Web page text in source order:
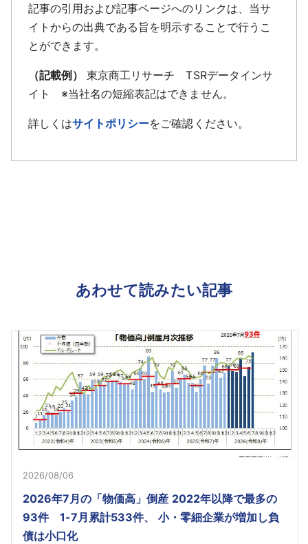
記事の引用および記事ページへのリンクは、当サ
イトからの出典である旨を明示することで行うこ
とができます。
（記載例）
東京商工リサーチ TSRデータインサ
イト ※当社名の短縮表記はできません。
詳しくはサイトポリシーをご確認ください。
あわせて読みたい記事
2026/08/06
2026年7月の「物価高」倒産 2022年以降で最多の
93件 1-7月累計533件、 小・零細企業が増加し負
債は小口化